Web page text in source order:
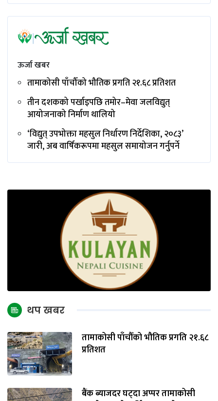
ऊर्जा खबर
तामाकोसी पाँचौँको भौतिक प्रगति २१.६८ प्रतिशत
तीन दशकको पर्खाइपछि तमोर–मेवा जलविद्युत्
आयोजनाको निर्माण थालियो
‘विद्युत् उपभोक्ता महसुल निर्धारण निर्देशिका, २०८३’
जारी, अब वार्षिकरूपमा महसुल समायोजन गर्नुपर्ने
थप खबर
तामाकोसी पाँचौँको भौतिक प्रगति २१.६८
प्रतिशत
बैंक ब्याजदर घट्दा अप्पर तामाकोसी